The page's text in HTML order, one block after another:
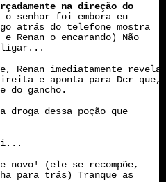
na direção do
o senhor foi embora eu
atrás do telefone mostra
Renan o encarando) Não
ligar...
Renan imediatamente revela
e aponta para Dcr que,
gancho.
droga dessa poção que
novo! (ele se recompõe,
para trás) Tranque as